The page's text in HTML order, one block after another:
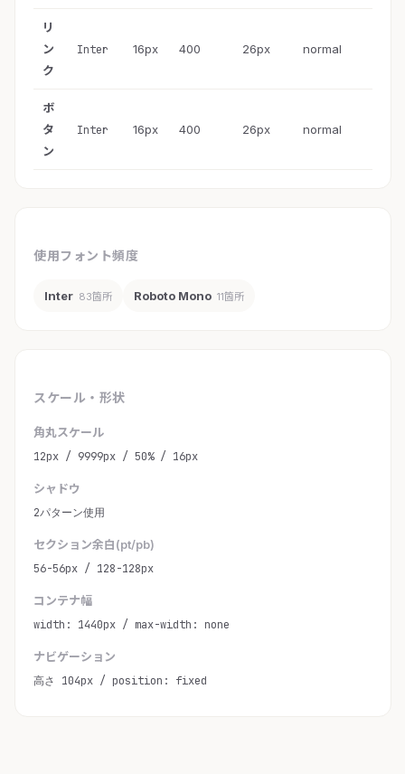
リ
ン
ク
Inter 16px 400 26px normal
ボ
タ
ン
Inter 16px 400 26px normal
使用フォント頻度
Inter 83箇所 Roboto Mono 11箇所
スケール・形状
角丸スケール
12px / 9999px / 50% / 16px
シャドウ
2パターン使用
セクション余白(pt/pb)
56-56px / 128-128px
コンテナ幅
width: 1440px / max-width: none
ナビゲーション
高さ 104px / position: fixed